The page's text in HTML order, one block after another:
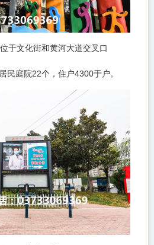
于文化街和黄河大道交叉口
民庭院22个，住户4300于户。